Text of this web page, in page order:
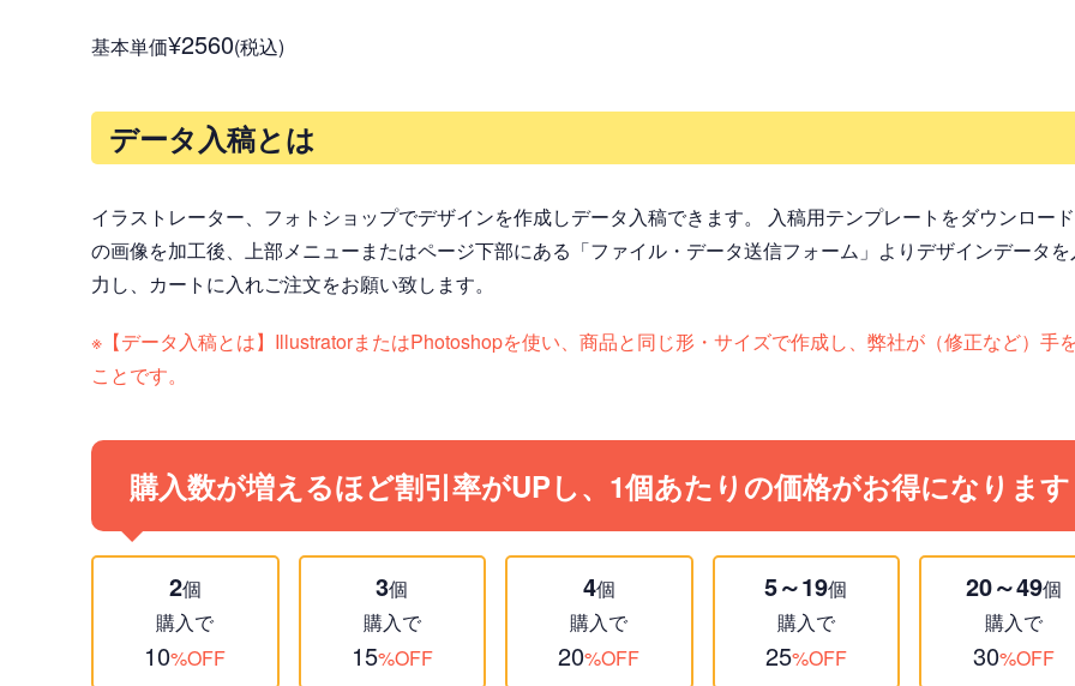
基本単価¥2560(税込)
データ入稿とは
イラストレーター、フォトショップでデザインを作成しデータ入稿できます。 入稿用テンプレートをダウンロー
の画像を加工後、上部メニューまたはページ下部にある「ファイル・データ送信フォーム」よりデザインデータ
力し、カートに入れご注文をお願い致します。
※【データ入稿とは】IllustratorまたはPhotoshopを使い、商品と同じ形・サイズで作成し、弊社が（修正など）
ことです。
購入数が増えるほど割引率がUPし、1個あたりの価格がお得になりま
2個
購入で
10%OFF
3個
購入で
15%OFF
4個
購入で
20%OFF
5～19個
購入で
25%OFF
20～49個
購入で
30%OFF